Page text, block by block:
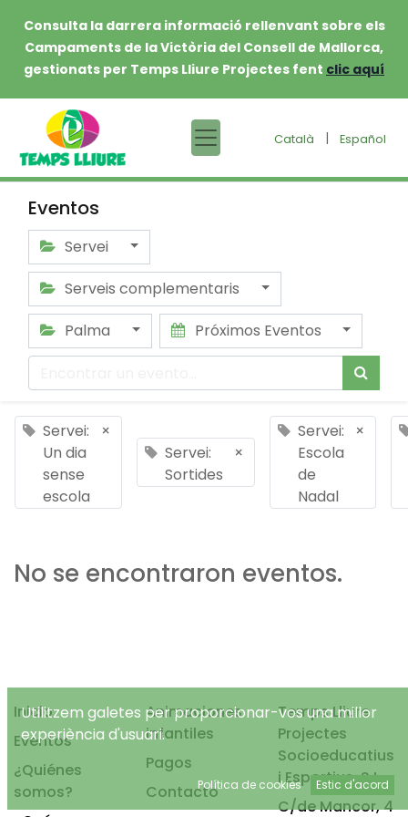
Consulta la darrera informació rellenvant sobre els
Campaments de la Victòria del Consell de Mallorca,
gestionats per Temps Lliure Projectes fent clic aquí
Català | Español
Eventos
Servei
Serveis complementaris
Palma
Próximos Eventos
Servei:
Un dia
sense
escola
×
Servei:
Sortides
×
Servei:
Escola
de
Nadal
×
No se encontraron eventos.
Inicio
Eventos
¿Quiénes
somos?
Animaciones
infantiles
Pagos
Contacto
Temps Lliure
Projectes
Socioeducatius
i Esportius, S.L.
C/de Mancor, 4
Utilitzem galetes per proporcionar-vos una millor
experiència d'usuari.
Política de cookies Estic d'acord